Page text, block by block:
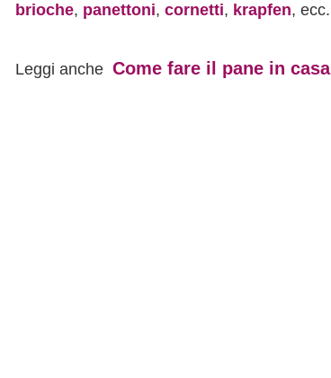
brioche, panettoni, cornetti, krapfen, ecc.
Leggi anche Come fare il pane in casa